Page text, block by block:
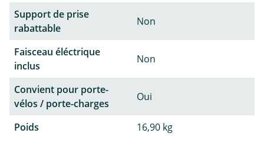
Support de prise
rabattable
Non
Faisceau éléctrique
inclus
Non
Convient pour porte-
vélos / porte-charges
Oui
Poids 16,90 kg